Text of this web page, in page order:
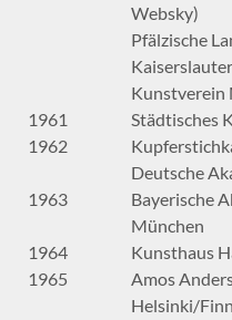
Websky)
Pfälzische
Kunstverein
1961
Städtisches
1962
Deutsche
1963
Bayerische
München
1964
Kunsthaus
1965
Amos
Helsinki/